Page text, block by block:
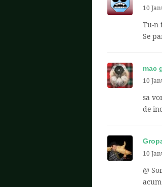
10
Tu-n
Se
mac
10
sa
de
10
@